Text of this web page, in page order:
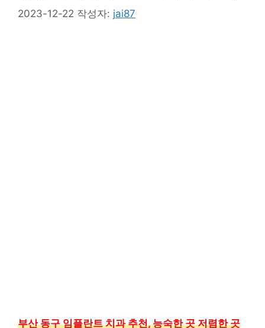
2023-12-22 작성자: jai87
부산 동구 임플란트 치과 추천, 능숙한 곳 저렴한 곳